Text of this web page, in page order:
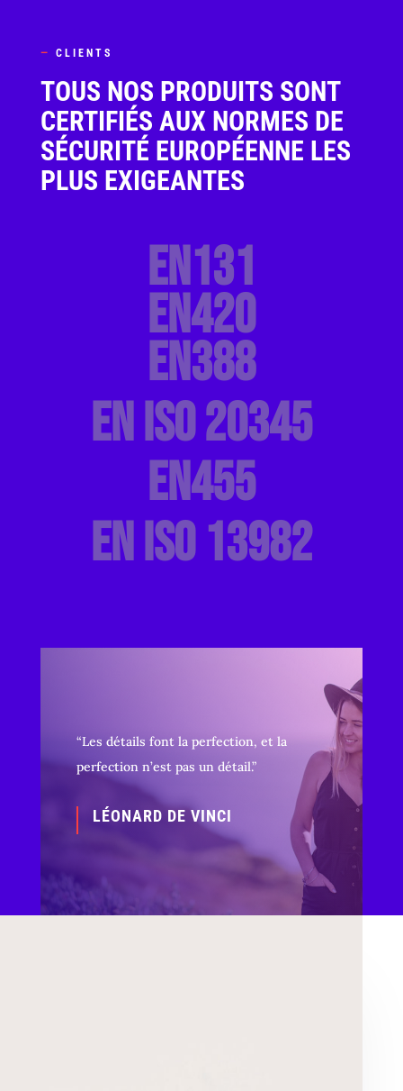
— CLIENTS
TOUS NOS PRODUITS SONT
CERTIFIÉS AUX NORMES DE
SÉCURITÉ EUROPÉENNE LES
PLUS EXIGEANTES
EN131
EN420
EN388
EN ISO 20345
EN455
EN ISO 13982
“Les détails font la perfection, et la
perfection n’est pas un détail.”
LÉONARD DE VINCI